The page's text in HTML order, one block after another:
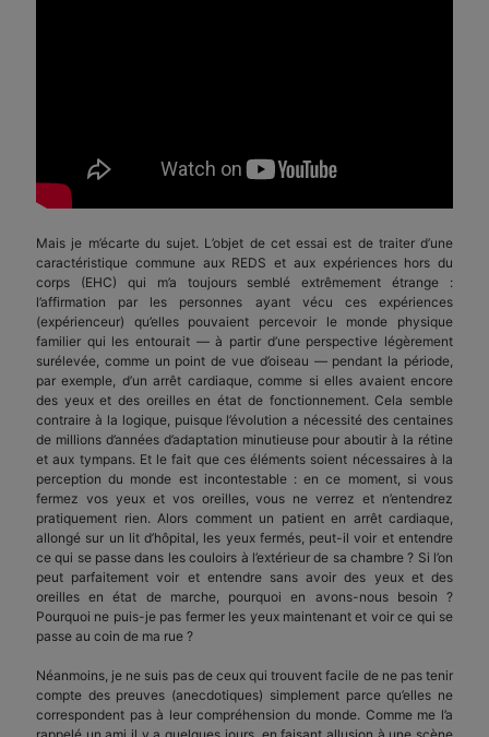
Mais je m’écarte du sujet. L’objet de cet essai est de traiter d’une
caractéristique commune aux REDS et aux expériences hors du
corps (EHC) qui m’a toujours semblé extrêmement étrange :
l’affirmation par les personnes ayant vécu ces expériences
(expérienceur) qu’elles pouvaient percevoir le monde physique
familier qui les entourait — à partir d’une perspective légèrement
surélevée, comme un point de vue d’oiseau — pendant la période,
par exemple, d’un arrêt cardiaque, comme si elles avaient encore
des yeux et des oreilles en état de fonctionnement. Cela semble
contraire à la logique, puisque l’évolution a nécessité des centaines
de millions d’années d’adaptation minutieuse pour aboutir à la rétine
et aux tympans. Et le fait que ces éléments soient nécessaires à la
perception du monde est incontestable : en ce moment, si vous
fermez vos yeux et vos oreilles, vous ne verrez et n’entendrez
pratiquement rien. Alors comment un patient en arrêt cardiaque,
allongé sur un lit d’hôpital, les yeux fermés, peut-il voir et entendre
ce qui se passe dans les couloirs à l’extérieur de sa chambre ? Si l’on
peut parfaitement voir et entendre sans avoir des yeux et des
oreilles en état de marche, pourquoi en avons-nous besoin ?
Pourquoi ne puis-je pas fermer les yeux maintenant et voir ce qui se
passe au coin de ma rue ?
Néanmoins, je ne suis pas de ceux qui trouvent facile de ne pas tenir
compte des preuves (anecdotiques) simplement parce qu’elles ne
correspondent pas à leur compréhension du monde. Comme me l’a